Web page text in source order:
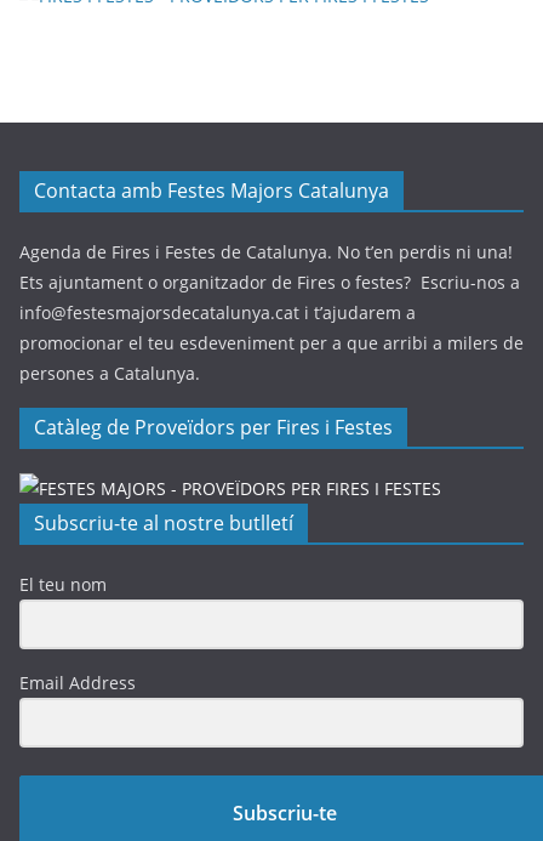
Contacta amb Festes Majors Catalunya
Agenda de Fires i Festes de Catalunya. No t’en perdis ni una!
Ets ajuntament o organitzador de Fires o festes? Escriu-nos a
info@festesmajorsdecatalunya.cat i t’ajudarem a
promocionar el teu esdeveniment per a que arribi a milers de
persones a Catalunya.
Catàleg de Proveïdors per Fires i Festes
Subscriu-te al nostre butlletí
El teu nom
Email Address
Subscriu-te